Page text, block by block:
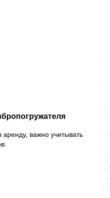
важно учитывать